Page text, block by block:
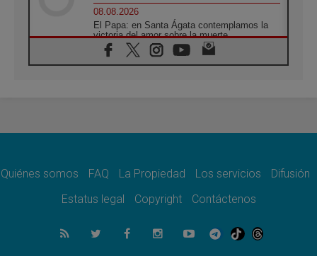
08.08.2026
El Papa: en Santa Ágata contemplamos la
victoria del amor sobre la muerte
08.08.2026
León XIV visitará el Santuario de la Madre
07.08.2026
07.08.2026
el compromiso del cristiano"
La matanza de niños en Gaza no cesa: 300
muertos en 300 días
Quiénes somos FAQ La Propiedad Los servicios
Difusión
Estatus legal
Copyright Contáctenos